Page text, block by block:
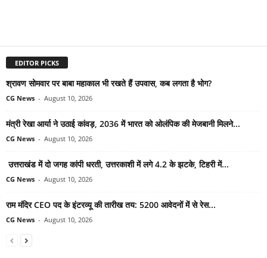
EDITOR PICKS
श्रावण सोमवार पर बाबा महाकाल भी रखते हैं उपवास, कब लगता है भोग?
CG News - August 10, 2026
मंत्री रेखा आर्या ने उठाई कांवड़, 2036 में भारत को ओलंपिक की मेजबानी मिलने...
CG News - August 10, 2026
उत्तराखंड में दो जगह कांपी धरती, उत्तरकाशी में लगे 4.2 के झटके, टिहरी में...
CG News - August 10, 2026
राम मंदिर CEO पद के इंटरव्यू की तारीख तय: 5200 आवेदनों में से रेस...
CG News - August 10, 2026